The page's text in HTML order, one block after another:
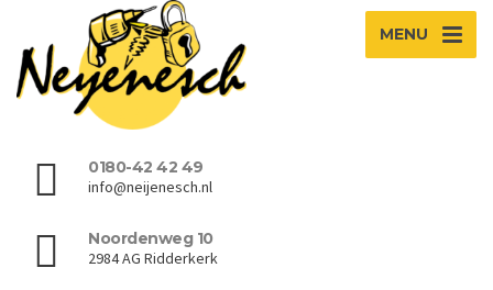
MENU
0180-42 42 49
info@neijenesch.nl
Noordenweg 10
2984 AG Ridderkerk